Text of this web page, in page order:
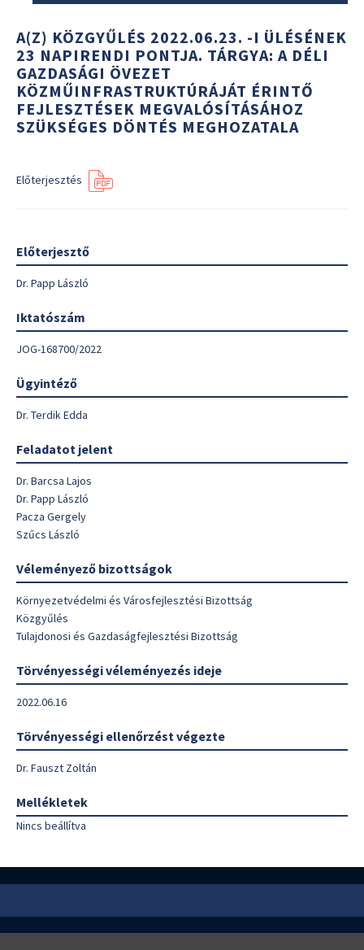
A(Z) KÖZGYŰLÉS 2022.06.23. -I ÜLÉSÉNEK
23 NAPIRENDI PONTJA. TÁRGYA: A DÉLI
GAZDASÁGI ÖVEZET
KÖZMŰINFRASTRUKTÚRÁJÁT ÉRINTŐ
FEJLESZTÉSEK MEGVALÓSÍTÁSÁHOZ
SZÜKSÉGES DÖNTÉS MEGHOZATALA
Előterjesztés
Előterjesztő
Dr. Papp László
Iktatószám
JOG-168700/2022
Ügyintéző
Dr. Terdik Edda
Feladatot jelent
Dr. Barcsa Lajos
Dr. Papp László
Pacza Gergely
Szűcs László
Véleményező bizottságok
Környezetvédelmi és Városfejlesztési Bizottság
Közgyűlés
Tulajdonosi és Gazdaságfejlesztési Bizottság
Törvényességi véleményezés ideje
2022.06.16
Törvényességi ellenőrzést végezte
Dr. Fauszt Zoltán
Mellékletek
Nincs beállítva